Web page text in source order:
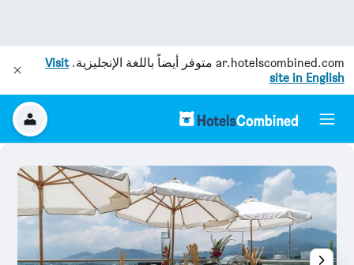
ar.hotelscombined.com متوفر أيضاً باللغة الإنجليزية.Visit
site in English